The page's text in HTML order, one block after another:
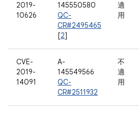
2019-
10626
145550580
QC-
CR#2495465
[2]
適
用
CVE-
2019-
14091
A-
145549566
QC-
CR#2511932
不
適
用